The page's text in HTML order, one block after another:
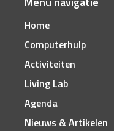
Home
Computerhulp
Activiteiten
Living Lab
Agenda
Nieuws & Artikelen